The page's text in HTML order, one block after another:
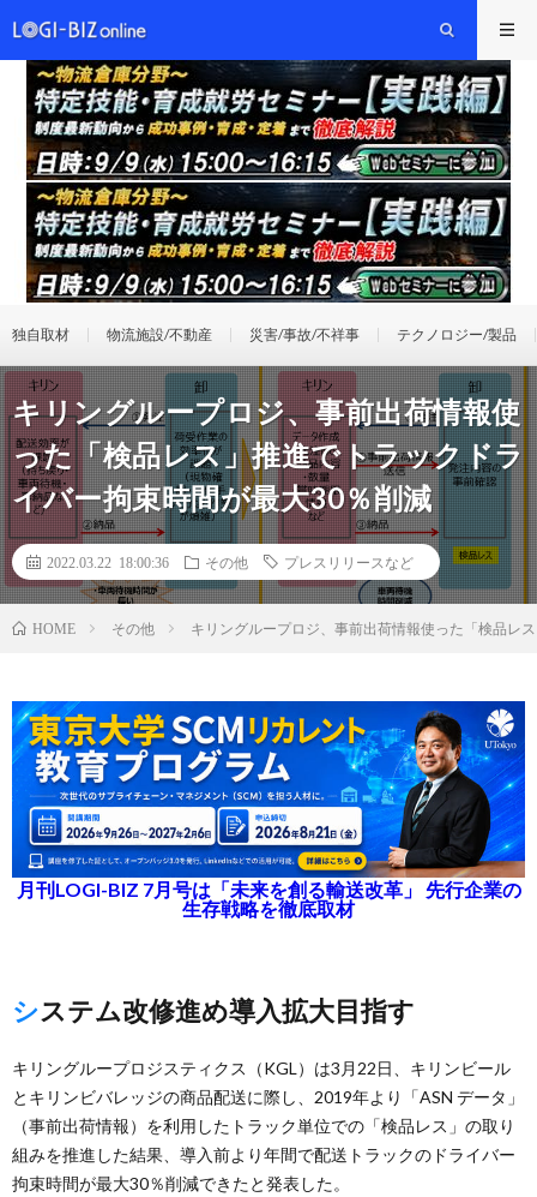
独自取材 物流施設/不動産 災害/事故/不祥事 テクノロジー/製品
キリングループロジ、事前出荷情報使
った「検品レス」推進でトラックドラ
イバー拘束時間が最大30％削減
2022.03.22 18:00:36 その他 プレスリリースなど
HOME その他 キリングループロジ、事前出荷情報使った「検品レ
月刊LOGI-BIZ 7月号は「未来を創る輸送改革」 先行企業の
生存戦略を徹底取材
システム改修進め導入拡大目指す
キリングループロジスティクス（KGL）は3月22日、キリンビール
とキリンビバレッジの商品配送に際し、2019年より「ASN データ」
（事前出荷情報）を利用したトラック単位での「検品レス」の取り
組みを推進した結果、導入前より年間で配送トラックのドライバー
拘束時間が最大30％削減できたと発表した。